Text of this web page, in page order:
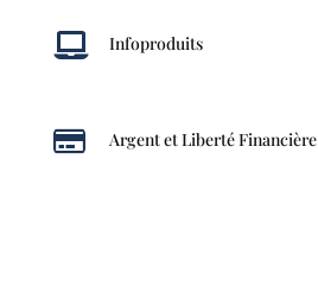
 Infoproduits
 Argent et Liberté Financière